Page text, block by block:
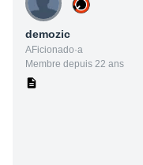
demozic
AFicionado·a
Membre depuis 22 ans